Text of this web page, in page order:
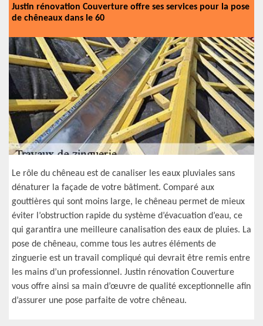
Justin rénovation Couverture offre ses services pour la pose
de chêneaux dans le 60
Le rôle du chêneau est de canaliser les eaux pluviales sans
dénaturer la façade de votre bâtiment. Comparé aux
gouttières qui sont moins large, le chêneau permet de mieux
éviter l’obstruction rapide du système d’évacuation d’eau, ce
qui garantira une meilleure canalisation des eaux de pluies. La
pose de chêneau, comme tous les autres éléments de
zinguerie est un travail compliqué qui devrait être remis entre
les mains d’un professionnel. Justin rénovation Couverture
vous offre ainsi sa main d’œuvre de qualité exceptionnelle afin
d’assurer une pose parfaite de votre chêneau.